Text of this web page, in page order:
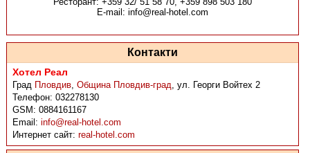
E-mail: info@real-hotel.com
Контакти
Хотел Реал
Град Пловдив,Община Пловдив-град,ул. Георги Войтех 2
Телефон:032278130
GSM:0884161167
Email:info@real-hotel.com
Интернет сайт:real-hotel.com